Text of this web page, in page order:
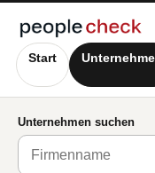
Start
Unternehmen suchen